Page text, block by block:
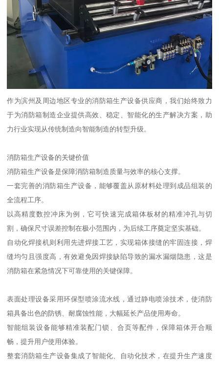
作为滨州及周边地区专业的消防箱生产设备供应商，我们始终致力
于为消防箱制造企业提供高效、稳定、智能化的生产解决方案，助
力行业实现从传统制造向智能制造的转型升级。
消防箱生产设备的关键价值
消防箱生产设备是保障消防箱制造质量与效率的核心支撑。
一套完善的消防箱生产设备，能够覆盖从原材料处理到成品组装的
全流程工序。
以高精度数控冲床为例，它可快速完成箱体板材的精准冲孔与切
割，确保尺寸误差控制在极小范围内，为后续工序奠定坚实基础。
自动化焊接机则利用先进焊接工艺，实现箱体接缝的牢固连接，焊
缝均匀且强度高，有效避免因焊接缺陷导致的漏水漏烟隐患，这是
消防箱在紧急情况下可靠使用的关键保障。
表面处理设备采用环保型喷涂流水线，通过静电喷涂技术，使消防
箱具备出色的防锈、耐腐蚀性能，大幅延长产品使用寿命。
智能组装设备能够精准装配门锁、合页等配件，保障箱体开合顺
畅，提升用户使用体验。
整套消防箱生产设备集成了智能化、自动化技术，在提升生产速度